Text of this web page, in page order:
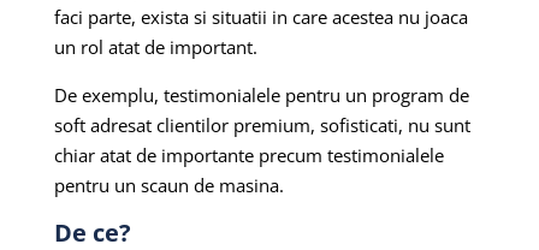
faci parte, exista si situatii in care acestea nu joaca
un rol atat de important.
De exemplu, testimonialele pentru un program de
soft adresat clientilor premium, sofisticati, nu sunt
chiar atat de importante precum testimonialele
pentru un scaun de masina.
De ce?